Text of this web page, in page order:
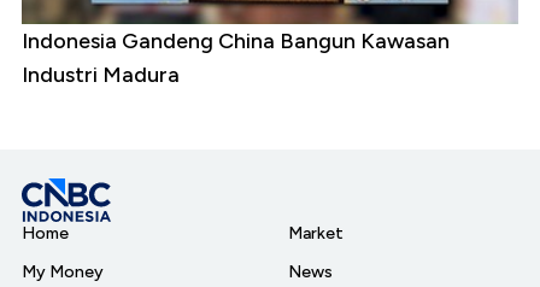
Indonesia Gandeng China Bangun Kawasan
Industri Madura
Home
My Money
Market
News